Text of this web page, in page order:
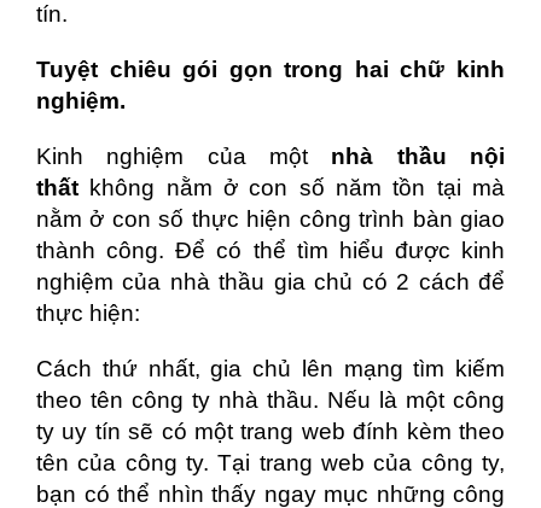
tín.
Tuyệt chiêu gói gọn trong hai chữ kinh
nghiệm.
Kinh nghiệm của một nhà thầu nội
thất không nằm ở con số năm tồn tại mà
nằm ở con số thực hiện công trình bàn giao
thành công. Để có thể tìm hiểu được kinh
nghiệm của nhà thầu gia chủ có 2 cách để
thực hiện:
Cách thứ nhất, gia chủ lên mạng tìm kiếm
theo tên công ty nhà thầu. Nếu là một công
ty uy tín sẽ có một trang web đính kèm theo
tên của công ty. Tại trang web của công ty,
bạn có thể nhìn thấy ngay mục những công